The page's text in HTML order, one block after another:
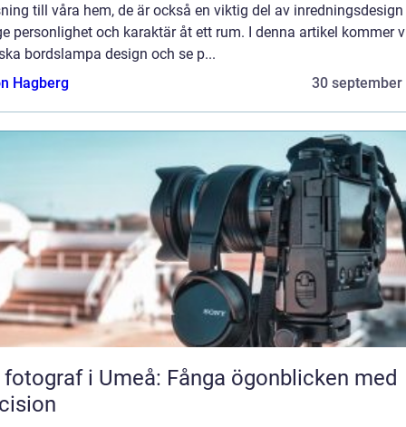
till våra hem, de är också en viktig del av
personlighet och karaktär åt ett rum. I denna artikel kommer
bordslampa design och se p...
Hagberg
30 september
fotograf i Umeå: Fånga ögonblicken med